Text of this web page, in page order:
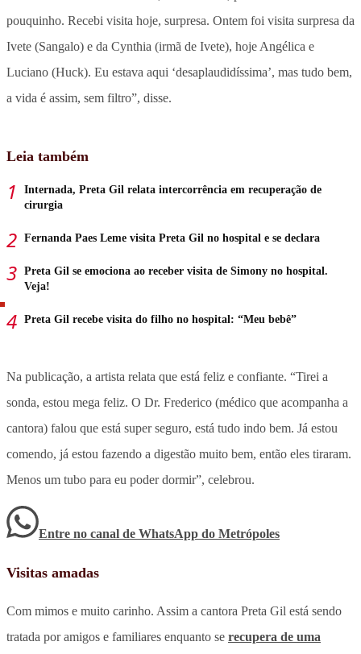
pouquinho. Recebi visita hoje, surpresa. Ontem foi visita surpresa da
Ivete (Sangalo) e da Cynthia (irmã de Ivete), hoje Angélica e
Luciano (Huck). Eu estava aqui ‘desaplaudidíssima’, mas tudo bem,
a vida é assim, sem filtro”, disse.
Leia também
Internada, Preta Gil relata intercorrência em recuperação de
cirurgia
Fernanda Paes Leme visita Preta Gil no hospital e se declara
Preta Gil se emociona ao receber visita de Simony no hospital.
Veja!
Preta Gil recebe visita do filho no hospital: “Meu bebê”
Na publicação, a artista relata que está feliz e confiante. “Tirei a
sonda, estou mega feliz. O Dr. Frederico (médico que acompanha a
cantora) falou que está super seguro, está tudo indo bem. Já estou
comendo, já estou fazendo a digestão muito bem, então eles tiraram.
Menos um tubo para eu poder dormir”, celebrou.
Entre no canal de WhatsApp do Metrópoles
Visitas amadas
Com mimos e muito carinho. Assim a cantora Preta Gil está sendo
tratada por amigos e familiares enquanto se recupera de uma